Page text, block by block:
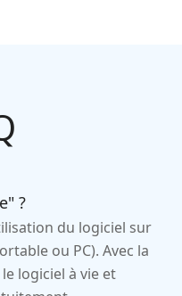
?
du logiciel sur
ou PC). Avec la
logiciel à vie et